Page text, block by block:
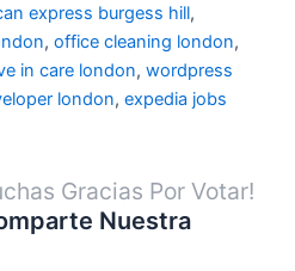
express burgess hill,
, office cleaning london,
in care london, wordpress
london, expedia jobs
Gracias Por Votar!
Nuestra